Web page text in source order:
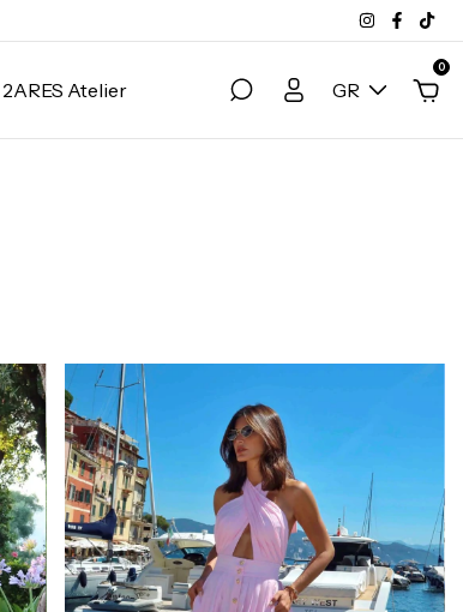
2ARES Atelier GR
0